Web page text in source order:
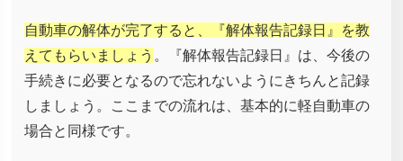
自動車の解体が完了すると、『解体報告記録日』を教
えてもらいましょう 。『解体報告記録日』は、今後の
手続きに必要となるので忘れないようにきちんと記録
しましょう。ここまでの流れは、基本的に軽自動車の
場合と同様です。